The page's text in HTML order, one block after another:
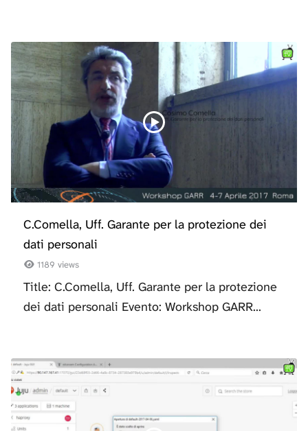
C.Comella, Uff. Garante per la protezione dei
dati personali
1189 views
Title: C.Comella, Uff. Garante per la protezione
dei dati personali Evento: Workshop GARR...